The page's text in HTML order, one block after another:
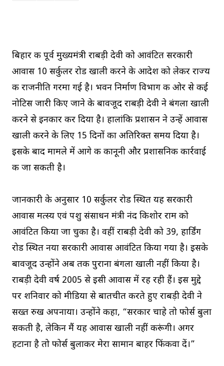
बिहार की पूर्व मुख्यमंत्री राबड़ी देवी को आवंटित सरकारी
आवास 10 सर्कुलर रोड खाली करने के आदेश को लेकर राज्य
की राजनीति गरमा गई है। भवन निर्माण विभाग की ओर से कई
नोटिस जारी किए जाने के बावजूद राबड़ी देवी ने बंगला खाली
करने से इनकार कर दिया है। हालांकि प्रशासन ने उन्हें आवास
खाली करने के लिए 15 दिनों का अतिरिक्त समय दिया है।
इसके बाद मामले में आगे की कानूनी और प्रशासनिक कार्रवाई
की जा सकती है।
जानकारी के अनुसार 10 सर्कुलर रोड स्थित यह सरकारी
आवास मत्स्य एवं पशु संसाधन मंत्री नंद किशोर राम को
आवंटित किया जा चुका है। वहीं राबड़ी देवी को 39, हार्डिंग
रोड स्थित नया सरकारी आवास आवंटित किया गया है। इसके
बावजूद उन्होंने अब तक पुराना बंगला खाली नहीं किया है।
राबड़ी देवी वर्ष 2005 से इसी आवास में रह रही हैं। इस मुद्दे
पर शनिवार को मीडिया से बातचीत करते हुए राबड़ी देवी ने
सख्त रुख अपनाया। उन्होंने कहा, “सरकार चाहे तो फोर्स बुला
सकती है, लेकिन मैं यह आवास खाली नहीं करूंगी। अगर
हटाना है तो फोर्स बुलाकर मेरा सामान बाहर फिंकवा दें।”